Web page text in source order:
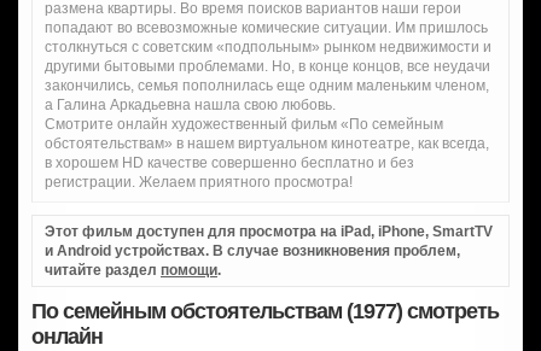
размена квартиры. Во время поисков вариантов наши герои
попадают во всевозможные комические ситуации. Им пришлось
столкнуться с советским «подпольным» рынком недвижимости и
другими бытовыми проблемами. Но, в конце концов, все неудачи
закончились, семья пополнилась еще одним маленьким членом,
а Галина Аркадьевна нашла свою любовь.
Смотрите онлайн художественный фильм «По семейным
обстоятельствам» в нашем виртуальном кинотеатре, как всегда,
в хорошем HD качестве совершенно бесплатно и без
регистрации. Желаем приятного просмотра!
Этот фильм доступен для просмотра на iPad, iPhone, SmartTV
и Android устройствах. В случае возникновения проблем,
читайте раздел помощи.
По семейным обстоятельствам (1977) смотреть
онлайн